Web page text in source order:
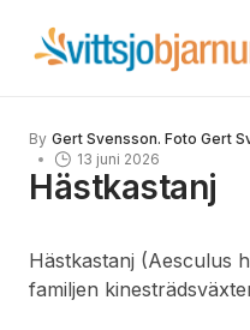
By Gert Svensson. Foto Gert
13 juni 2026
Hästkastanj
Hästkastanj (Aesculus
familjen